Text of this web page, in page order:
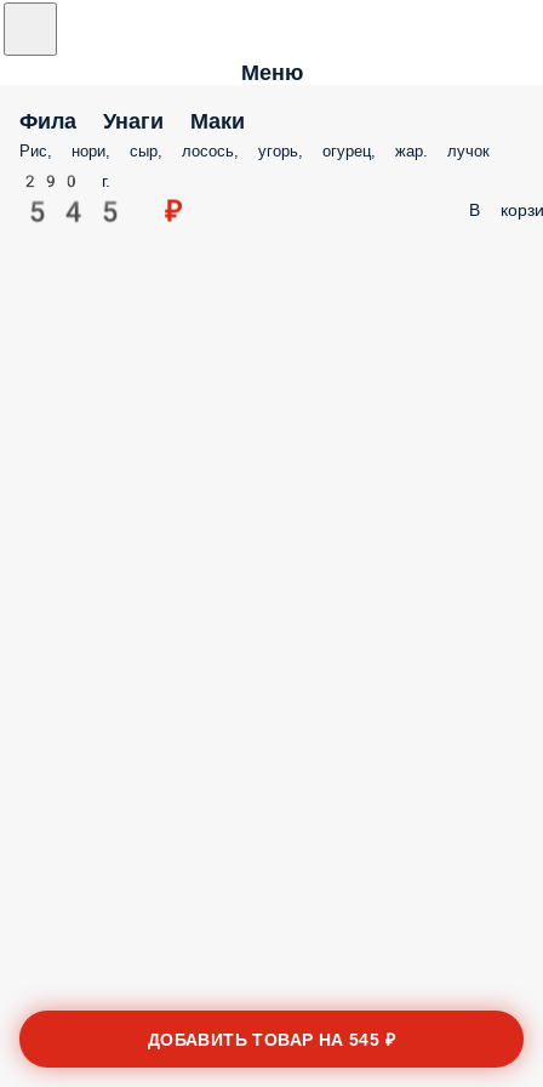
Меню
Фила Унаги Маки
Рис, нори, сыр, лосось, угорь, огурец, жар. лучок
290 г.
545 ₽ В
ДОБАВИТЬ ТОВАР НА545 ₽